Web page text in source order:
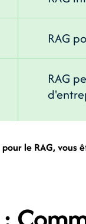
RAG
RAG
le RAG,